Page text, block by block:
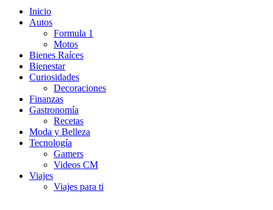
Inicio
Autos
Formula 1
Motos
Bienes Raíces
Bienestar
Curiosidades
Decoraciones
Finanzas
Gastronomía
Recetas
Moda y Belleza
Tecnología
Gamers
Videos CM
Viajes
Viajes para ti